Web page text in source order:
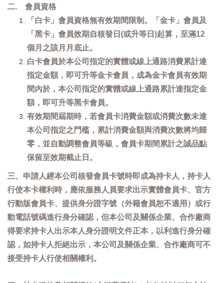
二. 會員資格
「白卡」會員資格無有效期間限制。「金卡」會員及
「黑卡」會員效期自核發日(或升等日)起算，至滿12
個月之該月月底止。
白卡會員於本公司指定的實體或線上通路消費累計達
指定金額，即可升等金卡會員，成為金卡會員有效期
間內於，本公司指定的實體或線上通路累計達指定金
額，即可升等黑卡會員。
有效期間屆期時，若會員卡消費金額或消費次數未達
本公司指定之門檻，累計消費金額與消費次數將均歸
零，並自動調整會員等級，會員卡期間累計之誠品點
保留至效期截止日。
三、申請人經本公司核發會員卡號時即成為持卡人，持卡人
行使本卡權利時，應依服務人員要求出示實體會員卡、官方
行動版會員卡、提供身分證字號（外籍會員恕不適用）或行
動電話號碼進行身分確認，但本公司及關係企業、合作廠商
得要求持卡人出示本人身分證明文件正本，以利進行身分確
認，如持卡人拒絕出示，本公司及關係企業、合作廠商可不
接受持卡人行使相關權利。